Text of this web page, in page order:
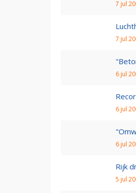
7 jul
7 jul
6 jul
6 jul
6 jul
Rijk
5 jul